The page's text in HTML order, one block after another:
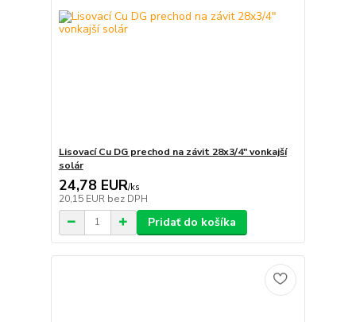
Lisovací Cu DG prechod na závit 28x3/4" vonkajší
solár
24,78 EUR/ks
20,15 EUR bez DPH
Pridať do košíka